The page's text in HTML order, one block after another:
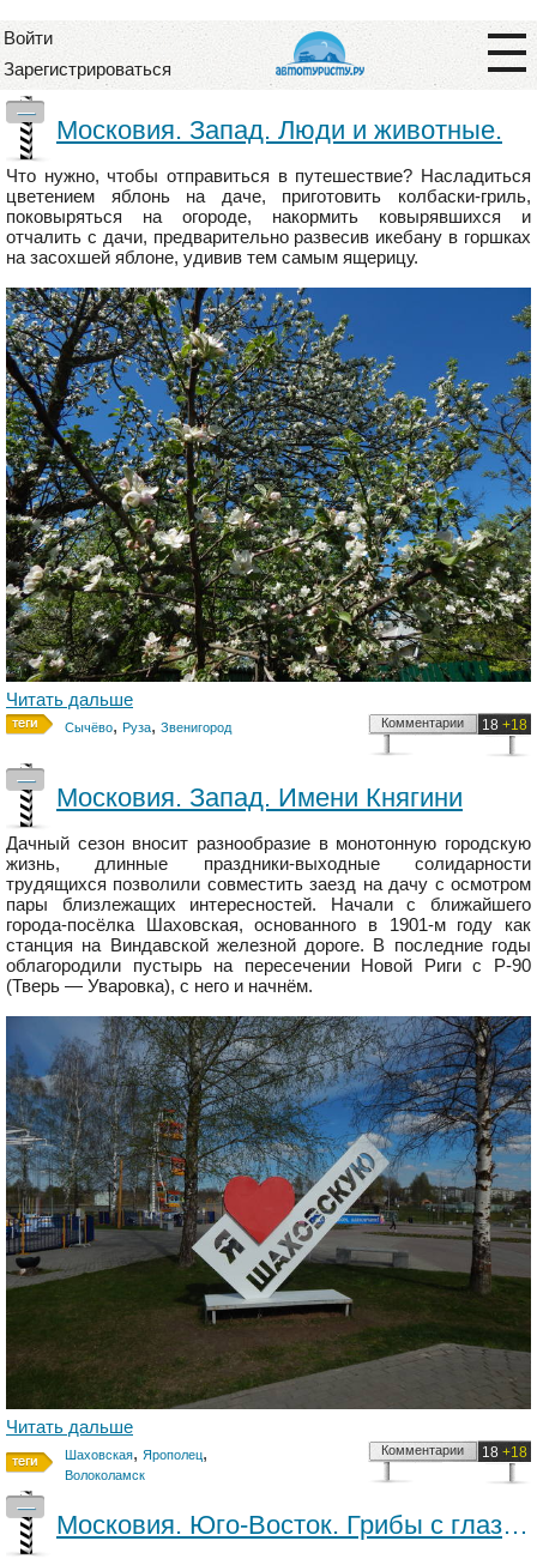
Войти
Зарегистрироваться
—
Московия. Запад. Люди и животные.
Что нужно, чтобы отправиться в путешествие? Насладиться
цветением яблонь на даче, приготовить колбаски-гриль,
поковыряться на огороде, накормить ковырявшихся и
отчалить с дачи, предварительно развесив икебану в горшках
на засохшей яблоне, удивив тем самым ящерицу.
Читать дальше
Сычёво, Руза, Звенигород 18 +18
Комментарии
—
Московия. Запад. Имени Княгини
Дачный сезон вносит разнообразие в монотонную городскую
жизнь, длинные праздники-выходные солидарности
трудящихся позволили совместить заезд на дачу с осмотром
пары близлежащих интересностей. Начали с ближайшего
города-посёлка Шаховская, основанного в 1901-м году как
станция на Виндавской железной дороге. В последние годы
облагородили пустырь на пересечении Новой Риги с Р-90
(Тверь — Уваровка), с него и начнём.
Читать дальше
Шаховская, Ярополец,
Волоколамск
18 +18
Комментарии
—
Московия. Юго-Восток. Грибы с глазами